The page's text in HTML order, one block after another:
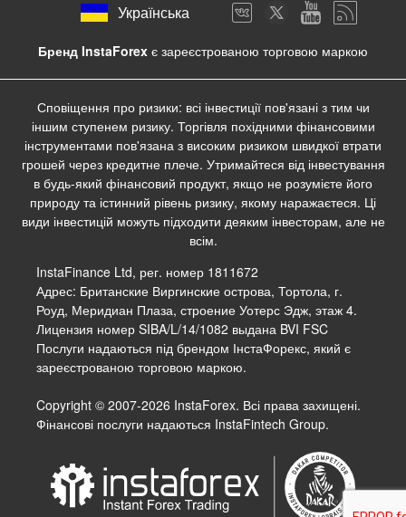
Українська
Бренд InstaForex є зареєстрованою торговою маркою
Сповіщення про ризики: всі інвестиції пов'язані з тим чи
іншим ступенем ризику. Торгівля похідними фінансовими
інструментами пов'язана з високим ризиком швидкої втрати
грошей через кредитне плече. Утримайтеся від інвестування
в будь-який фінансовий продукт, якщо не розумієте його
природу та істинний рівень ризику, якому наражаєтеся. Ці
види інвестицій можуть підходити деяким інвесторам, але не
всім.
InstaFinance Ltd, рег. номер 1811672
Адрес: Британские Виргинские острова, Тортола, г.
Роуд, Меридиан Плаза, строение Уотерс Эдж, этаж 4.
Лицензия номер SIBA/L/14/1082 выдана BVI FSC
Послуги надаються під брендом ІнстаФорекс, який є
зареєстрованою торговою маркою.
Copyright © 2007-2026 InstaForex. Всі права захищені.
Фінансові послуги надаються InstaFintech Group.